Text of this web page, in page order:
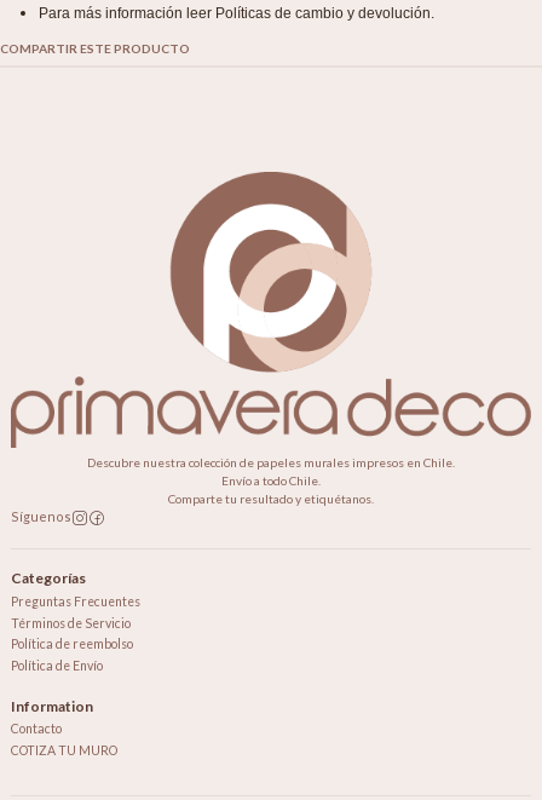
Para más información leer Políticas de cambio y devolución.
COMPARTIR ESTE PRODUCTO
Descubre nuestra colección de papeles murales impresos en Chile.
Envío a todo Chile.
Comparte tu resultado y etiquétanos.
Síguenos
Categorías
Preguntas Frecuentes
Términos de Servicio
Política de reembolso
Política de Envío
Information
Contacto
COTIZA TU MURO